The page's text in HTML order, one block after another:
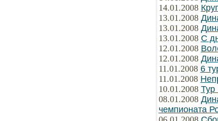
14.01.2008
13.01.2008
13.01.2008
13.01.2008 С
12.01.2008
12.01.2008
11.01.2008 6
11.01.2008
10.01.2008 Тур
08.01.2008
чемпионата